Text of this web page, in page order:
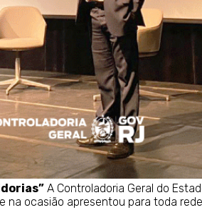
A Controladoria Geral do
na ocasião apresentou para toda